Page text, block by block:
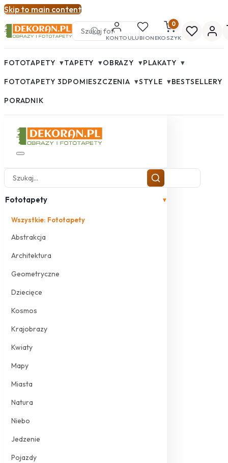
Skip to main content
KONTOULUBIONE
0
KOSZYK
FOTOTAPETY ▾TAPETY ▾OBRAZY ▾PLAKATY ▾
FOTOTAPETY 3DPOMIESZCZENIA ▾STYLE ▾BESTSELLERY
PORADNIK
Fototapety ▾
Wszystkie: Fototapety
Abstrakcja
Architektura
Geometryczne
Dziecięce
Kosmos
Krajobrazy
Kwiaty
Mapy
Miasta
Natura
Niebo
Jedzenie
Pojazdy